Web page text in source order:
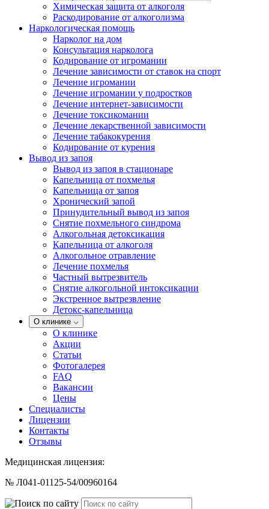
Химическая защита от алкоголя
Раскодирование от алкоголизма
Наркологическая помощь
Нарколог на дом
Консультация нарколога
Кодирование от игромании
Лечение зависимости от ставок на спорт
Лечение игромании
Лечение игромании у подростков
Лечение интернет-зависимости
Лечение токсикомании
Лечение лекарственной зависимости
Лечение табакокурения
Кодирование от курения
Вывод из запоя
Вывод из запоя в стационаре
Капельница от похмелья
Капельница от запоя
Хронический запой
Принудительный вывод из запоя
Снятие похмельного синдрома
Алкогольная детоксикация
Капельница от алкоголя
Алкогольное отравление
Лечение похмелья
Частный вытрезвитель
Снятие алкогольной интоксикации
Экстренное вытрезвление
Детокс-капельница
О клинике
О клинике
Акции
Статьи
Фотогалерея
FAQ
Вакансии
Цены
Специалисты
Лицензии
Контакты
Отзывы
Медицинская лицензия:
№ Л041-01125-54/00960164